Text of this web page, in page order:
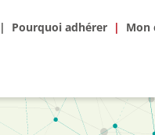
Adhésion
Pourquoi adhérer